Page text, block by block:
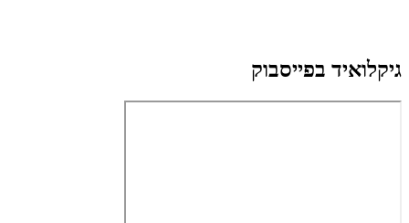
גיקלואיד בפייסבוק